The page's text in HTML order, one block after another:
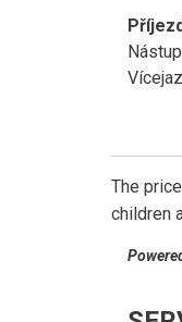
The
children